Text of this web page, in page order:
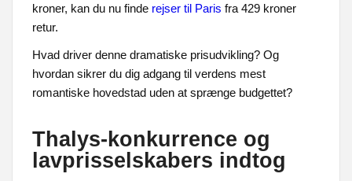
kroner, kan du nu finde rejser til Paris fra 429 kroner
retur.
Hvad driver denne dramatiske prisudvikling? Og
hvordan sikrer du dig adgang til verdens mest
romantiske hovedstad uden at sprænge budgettet?
Thalys-konkurrence og
lavprisselskabers indtog